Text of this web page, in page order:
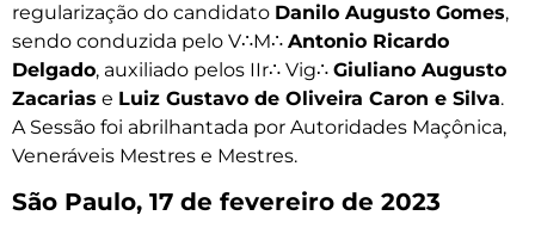
regularização do candidato Danilo Augusto Gomes,
sendo conduzida pelo V∴M∴ Antonio Ricardo
Delgado, auxiliado pelos IIr∴ Vig∴ Giuliano Augusto
Zacarias e Luiz Gustavo de Oliveira Caron e Silva.
A Sessão foi abrilhantada por Autoridades Maçônica,
Veneráveis Mestres e Mestres.
São Paulo, 17 de fevereiro de 2023